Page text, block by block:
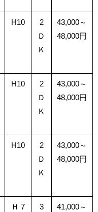
H10
2
Ｄ
Ｋ
43,000～
48,000円
H10
2
Ｄ
Ｋ
43,000～
48,000円
H10
2
Ｄ
Ｋ
43,000～
48,000円
Ｈ 7
3
41,000～